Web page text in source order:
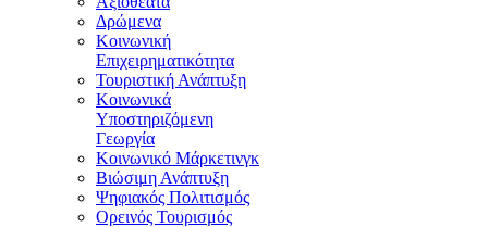
Δρώμενα
Κοινωνική
Επιχειρηματικότητα
Τουριστική Ανάπτυξη
Κοινωνικά
Υποστηριζόμενη
Γεωργία
Κοινωνικό Μάρκετινγκ
Βιώσιμη Ανάπτυξη
Ψηφιακός Πολιτισμός
Ορεινός Τουρισμός